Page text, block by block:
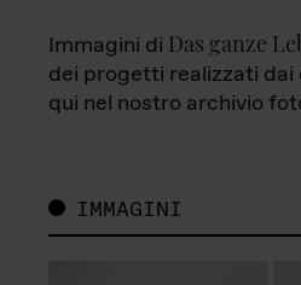
Immagini di Das ganze
dei progetti realizzati dai
qui nel nostro archivio
IMMAGINI